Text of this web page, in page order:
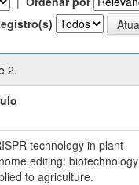
2.
technology in plant
editing: biotechnology
to agriculture.